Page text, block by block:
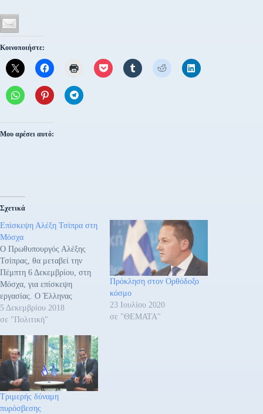
Κοινοποιήστε:
Μου αρέσει αυτό:
Σχετικά
Επίσκεψη Αλέξη Τσίπρα στη
Μόσχα
Ο Πρωθυπουργός Αλέξης
Τσίπρας, θα μεταβεί την
Πέμπτη 6 Δεκεμβρίου, στη
Μόσχα, για επίσκεψη
εργασίας. Ο Έλληνας
Πρωθυπουργός την
Παρασκευή 7 Δεκεμβρίου
Ρώσο Πρωθυπουργό Dmitry
Medvedev στην
πρωθυπουργική κατοικία.
Στη συνέχεια θα συναντήσει
τον Ρώσο Πρόεδρο Vladimir
Putin στο Κρεμλίνο που θα
5 Δεκεμβρίου 2018
σε "Πολιτική"
Πρόκληση στον Ορθόδοξο
κόσμο
23 Ιουλίου 2020
σε "ΘΕΜΑΤΑ"
Τριμερής δύναμη
πυρόσβεσης